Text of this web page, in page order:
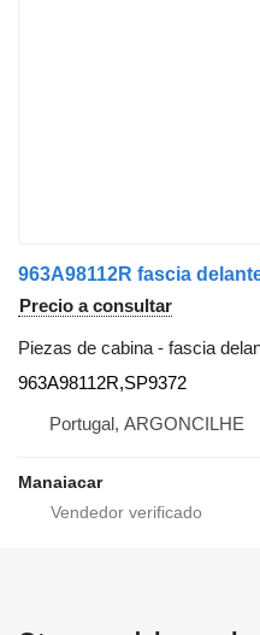
Precio a consultar
Piezas de cabina - fascia
963A98112R,SP9372
Portugal, ARGONCILHE
Manaiacar